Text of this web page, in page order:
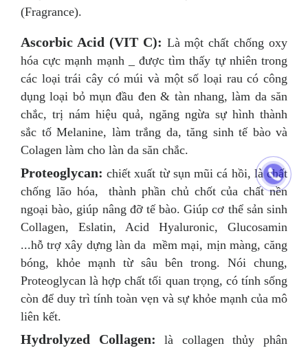
(Fragrance).
Ascorbic Acid (VIT C): Là một chất chống oxy
hóa cực mạnh mạnh _ được tìm thấy tự nhiên trong
các loại trái cây có múi và một số loại rau có công
dụng loại bỏ mụn đầu đen & tàn nhang, làm da săn
chắc, trị nám hiệu quả, ngăng ngừa sự hình thành
sắc tố Melanine, làm trắng da, tăng sinh tế bào và
Colagen làm cho làn da săn chắc.
Proteoglycan: chiết xuất từ sụn mũi cá hồi, là chất
chống lão hóa, thành phần chủ chốt của chất nền
ngoại bào, giúp nâng đỡ tế bào. Giúp cơ thể sản sinh
Collagen, Eslatin, Acid Hyaluronic, Glucosamin
...hỗ trợ xây dựng làn da mềm mại, mịn màng, căng
bóng, khỏe mạnh từ sâu bên trong. Nói chung,
Proteoglycan là hợp chất tối quan trọng, có tính sống
còn để duy trì tính toàn vẹn và sự khỏe mạnh của mô
liên kết.
Hydrolyzed Collagen:là collagen thủy phân